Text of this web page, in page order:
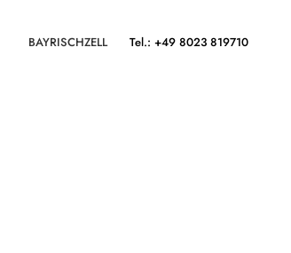
BAYRISCHZELL Tel.: +49 8023 819710